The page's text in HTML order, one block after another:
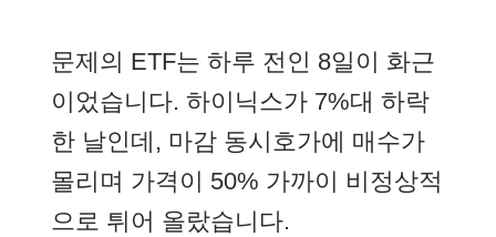
문제의 ETF는 하루 전인 8일이 화근
이었습니다. 하이닉스가 7%대 하락
한 날인데, 마감 동시호가에 매수가
몰리며 가격이 50% 가까이 비정상적
으로 튀어 올랐습니다.